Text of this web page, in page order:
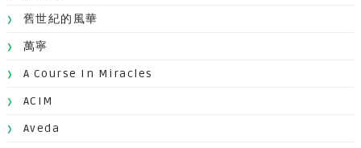
舊世紀的風華
萬寧
A Course In Miracles
ACIM
Aveda